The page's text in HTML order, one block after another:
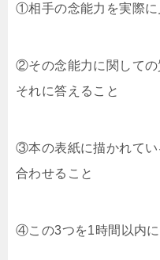
①相手の念能力を実際に
②その念能力に関しての
それに答えること
③本の表紙に描かれてい
合わせること
④この3つを1時間以内に